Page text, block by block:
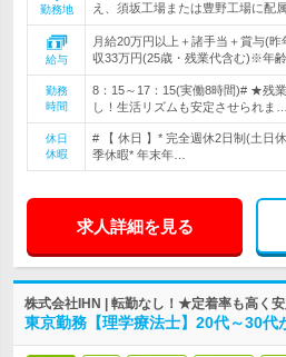
勤務地
え、須坂工場または豊野工場に配
給与
月給20万円以上＋諸手当＋賞与(
収33万円(25歳・残業代含む)※年
勤務
時間
8：15～17：15(実働8時間)# ★残
し！生活リズムも安定させられま…
休日
休暇
# 【 休日 】* 完全週休2日制(土日
季休暇* 年末年…
求人詳細を見る
株式会社IHN | 転勤なし！★定着率も高く安
東京勤務【理学療法士】20代～30代